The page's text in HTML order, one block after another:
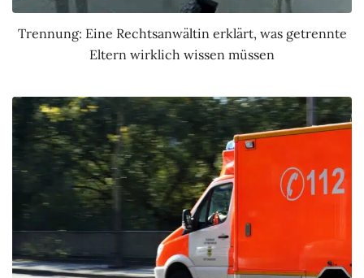
Trennung: Eine Rechtsanwältin erklärt, was getrennte
Eltern wirklich wissen müssen